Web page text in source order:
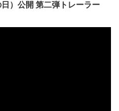
）公開 第二弾トレーラー